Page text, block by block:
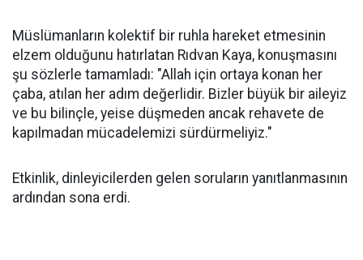
Müslümanların kolektif bir ruhla hareket etmesinin
elzem olduğunu hatırlatan Rıdvan Kaya, konuşmasını
şu sözlerle tamamladı: "Allah için ortaya konan her
çaba, atılan her adım değerlidir. Bizler büyük bir aileyiz
ve bu bilinçle, yeise düşmeden ancak rehavete de
kapılmadan mücadelemizi sürdürmeliyiz."
Etkinlik, dinleyicilerden gelen soruların yanıtlanmasının
ardından sona erdi.